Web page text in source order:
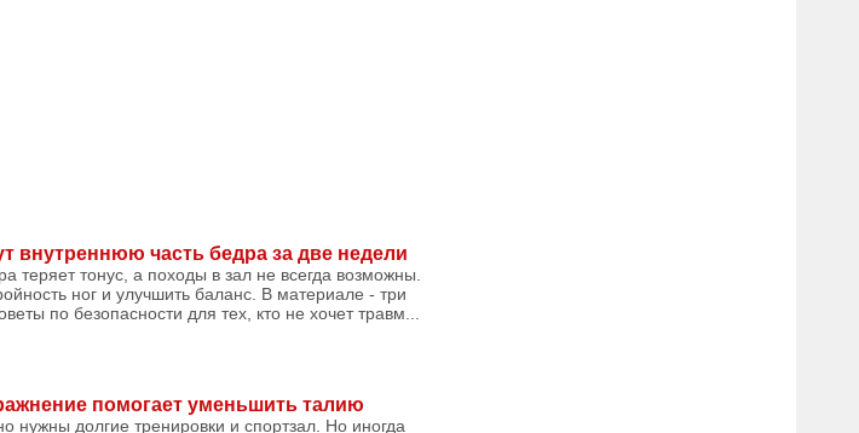
внутреннюю часть бедра за две недели
теряет тонус, а походы в зал не всегда возможны.
ног и улучшить баланс. В материале - три
по безопасности для тех, кто не хочет травм...
помогает уменьшить талию
нужны долгие тренировки и спортзал. Но иногда